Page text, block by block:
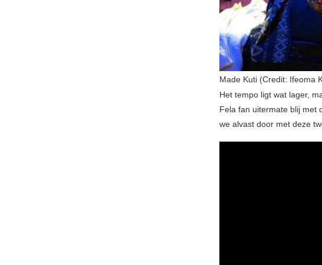
Made Kuti (Credit: Ifeoma
Het tempo ligt wat lager,
Fela fan uitermate blij met
we alvast door met deze